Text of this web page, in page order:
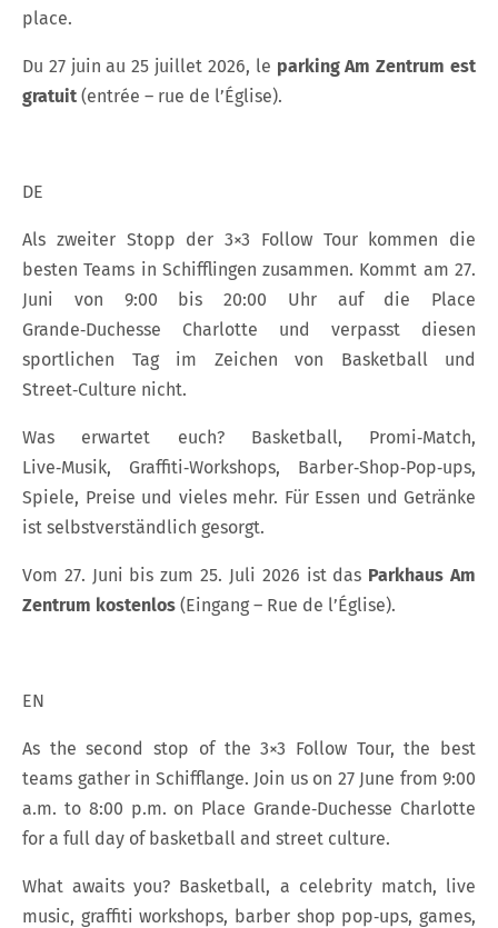
place.
Du 27 juin au 25 juillet 2026, le parking Am Zentrum est
gratuit (entrée – rue de l’Église).
DE
Als zweiter Stopp der 3×3 Follow Tour kommen die
besten Teams in Schifflingen zusammen. Kommt am 27.
Juni von 9:00 bis 20:00 Uhr auf die Place
Grande‑Duchesse Charlotte und verpasst diesen
sportlichen Tag im Zeichen von Basketball und
Street‑Culture nicht.
Was erwartet euch? Basketball, Promi‑Match,
Live‑Musik, Graffiti‑Workshops, Barber‑Shop‑Pop‑ups,
Spiele, Preise und vieles mehr. Für Essen und Getränke
ist selbstverständlich gesorgt.
Vom 27. Juni bis zum 25. Juli 2026 ist das Parkhaus Am
Zentrum kostenlos (Eingang – Rue de l’Église).
EN
As the second stop of the 3×3 Follow Tour, the best
teams gather in Schifflange. Join us on 27 June from 9:00
a.m. to 8:00 p.m. on Place Grande‑Duchesse Charlotte
for a full day of basketball and street culture.
What awaits you? Basketball, a celebrity match, live
music, graffiti workshops, barber shop pop‑ups, games,